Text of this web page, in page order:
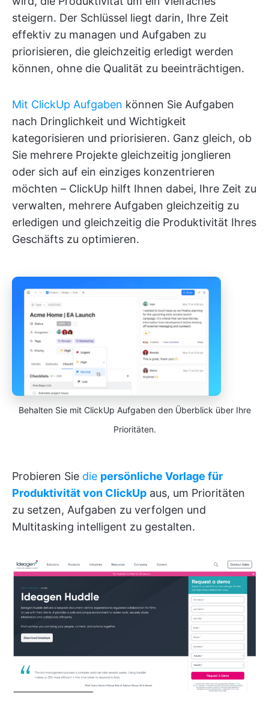
steigern. Der Schlüssel liegt darin, Ihre Zeit
effektiv zu managen und Aufgaben zu
priorisieren, die gleichzeitig erledigt werden
können, ohne die Qualität zu beeinträchtigen.
Mit ClickUp Aufgaben können Sie Aufgaben
nach Dringlichkeit und Wichtigkeit
kategorisieren und priorisieren. Ganz gleich, ob
Sie mehrere Projekte gleichzeitig jonglieren
oder sich auf ein einziges konzentrieren
möchten – ClickUp hilft Ihnen dabei, Ihre Zeit zu
verwalten, mehrere Aufgaben gleichzeitig zu
erledigen und gleichzeitig die Produktivität Ihres
Geschäfts zu optimieren.
Behalten Sie mit ClickUp Aufgaben den Überblick über Ihre
Prioritäten.
Probieren Sie die persönliche Vorlage für
Produktivität von ClickUp aus, um Prioritäten
zu setzen, Aufgaben zu verfolgen und
Multitasking intelligent zu gestalten.